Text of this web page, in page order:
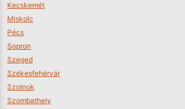
Kecskemét
Miskolc
Pécs
Sopron
Szeged
Székesfehérvár
Szolnok
Szombathely